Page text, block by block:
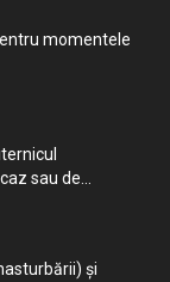
momentele
sau de...
şi